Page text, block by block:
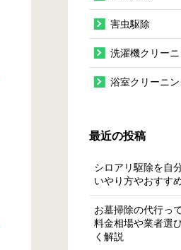
害虫駆除
洗濯機クリー
浴室クリーニ
最近の投稿
シロアリ駆除を自
いやり方やおすす
お墓掃除の代行っ
料金相場や業者選
く解説